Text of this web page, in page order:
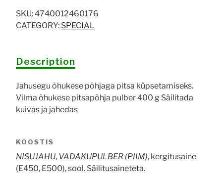
SKU:4740012460176
CATEGORY: SPECIAL
Description
Jahusegu õhukese põhjaga pitsa küpsetamiseks.
Vilma õhukese pitsapõhja pulber 400 g Säilitada
kuivas ja jahedas
KOOSTIS
NISUJAHU, VADAKUPULBER (PIIM), kergitusaine
(E450, E500), sool. Säilitusaineteta.